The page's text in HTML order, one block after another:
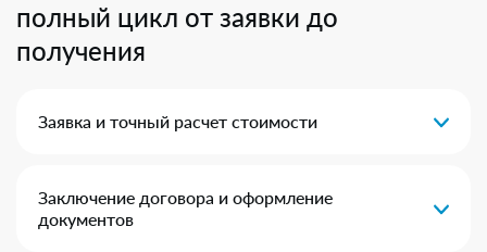
полный цикл от заявки до
получения
Заявка и точный расчет стоимости
Заключение договора и оформление
документов